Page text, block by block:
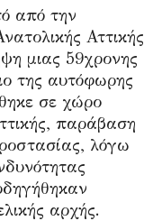
από την
Αττικής
μιας 59χρονης
της αυτόφωρης
σε χώρο
παράβαση
λόγω
αρχής.